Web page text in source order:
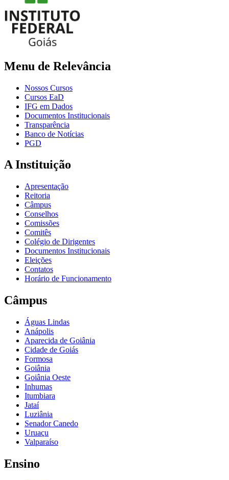
Menu de Relevância
Nossos Cursos
Cursos EaD
IFG em Dados
Documentos Institucionais
Transparência
Banco de Notícias
PGD
A Instituição
Apresentação
Reitoria
Câmpus
Conselhos
Comissões
Comitês
Colégio de Dirigentes
Documentos Institucionais
Eleições
Contatos
Horário de Funcionamento
Câmpus
Águas Lindas
Anápolis
Aparecida de Goiânia
Cidade de Goiás
Formosa
Goiânia
Goiânia Oeste
Inhumas
Itumbiara
Jataí
Luziânia
Senador Canedo
Uruaçu
Valparaíso
Ensino